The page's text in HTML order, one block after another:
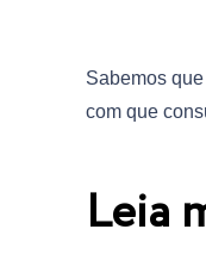
Sabemos
com que
Leia